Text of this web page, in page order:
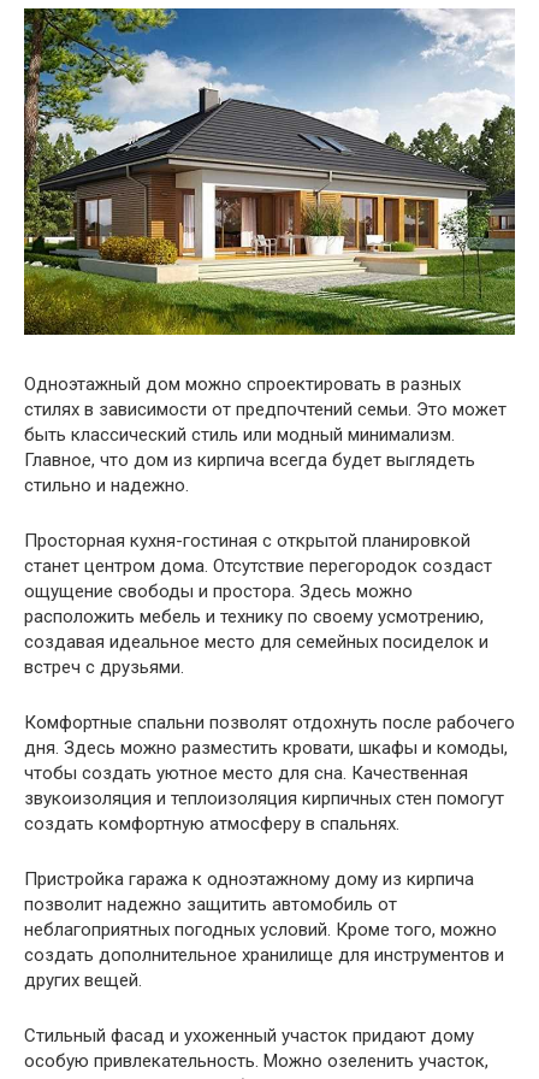
Одноэтажный дом можно спроектировать в разных
стилях в зависимости от предпочтений семьи. Это может
быть классический стиль или модный минимализм.
Главное, что дом из кирпича всегда будет выглядеть
стильно и надежно.
Просторная кухня-гостиная с открытой планировкой
станет центром дома. Отсутствие перегородок создаст
ощущение свободы и простора. Здесь можно
расположить мебель и технику по своему усмотрению,
создавая идеальное место для семейных посиделок и
встреч с друзьями.
Комфортные спальни позволят отдохнуть после рабочего
дня. Здесь можно разместить кровати, шкафы и комоды,
чтобы создать уютное место для сна. Качественная
звукоизоляция и теплоизоляция кирпичных стен помогут
создать комфортную атмосферу в спальнях.
Пристройка гаража к одноэтажному дому из кирпича
позволит надежно защитить автомобиль от
неблагоприятных погодных условий. Кроме того, можно
создать дополнительное хранилище для инструментов и
других вещей.
Стильный фасад и ухоженный участок придают дому
особую привлекательность. Можно озеленить участок,